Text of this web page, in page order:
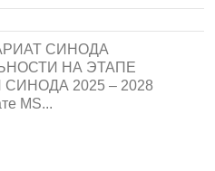
СИНОДА
НА ЭТАПЕ
2025 – 2028
MS...